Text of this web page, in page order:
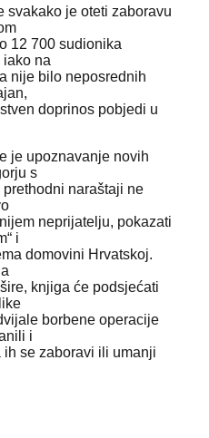
svakako je oteti zaboravu
12 700 sudionika
iako na
nije bilo neposrednih
doprinos pobjedi u
je upoznavanje novih
s
naraštaji ne
neprijatelju, pokazati
i
domovini Hrvatskoj.
knjiga će podsjećati
borbene operacije
i
se zaboravi ili umanji